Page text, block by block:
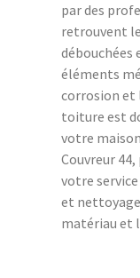
par des
retrouvent
débouchées
éléments
corrosion et
toiture est
votre
Couvreur
votre
et
matériau et